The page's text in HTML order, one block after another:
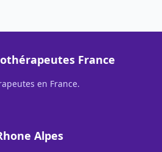
France
en France.
Alpes